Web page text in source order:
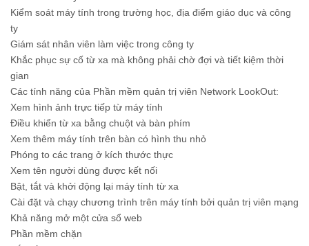
Kiểm soát máy tính trong trường học, địa điểm giáo dục và công
ty
Giám sát nhân viên làm việc trong công ty
Khắc phục sự cố từ xa mà không phải chờ đợi và tiết kiệm thời
gian
Các tính năng của Phần mềm quản trị viên Network LookOut:
Xem hình ảnh trực tiếp từ máy tính
Điều khiển từ xa bằng chuột và bàn phím
Xem thêm máy tính trên bàn có hình thu nhỏ
Phóng to các trang ở kích thước thực
Xem tên người dùng được kết nối
Bật, tắt và khởi động lại máy tính từ xa
Cài đặt và chạy chương trình trên máy tính bởi quản trị viên mạng
Khả năng mở một cửa sổ web
Phần mềm chặn